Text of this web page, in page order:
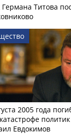
Германа Титова
2005 года
Евдокимов